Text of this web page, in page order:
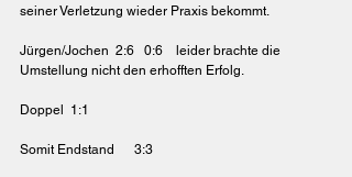
seiner Verletzung wieder Praxis bekommt.
Jürgen/Jochen  2:6   0:6    leider brachte die
Umstellung nicht den erhofften Erfolg.
Doppel  1:1
Somit Endstand      3:3